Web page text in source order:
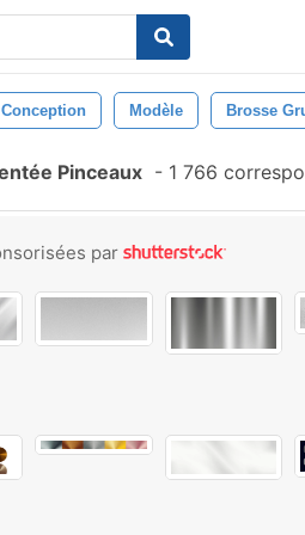
Conception Modèle Brosse
Pinceaux - 1 766
par